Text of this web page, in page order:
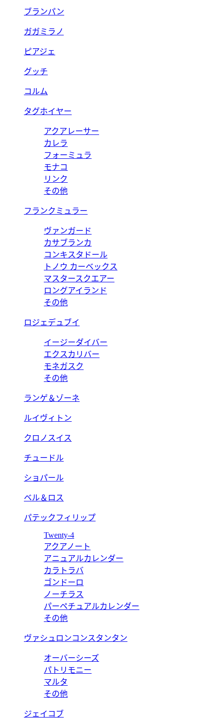
ブランパン
ガガミラノ
ピアジェ
グッチ
コルム
タグホイヤー
アクアレーサー
カレラ
フォーミュラ
モナコ
リンク
その他
フランクミュラー
ヴァンガード
カサブランカ
コンキスタドール
トノウ カーベックス
マスタースクエアー
ロングアイランド
その他
ロジェデュブイ
イージーダイバー
エクスカリバー
モネガスク
その他
ランゲ＆ゾーネ
ルイヴィトン
クロノスイス
チュードル
ショパール
ベル＆ロス
パテックフィリップ
Twenty-4
アクアノート
アニュアルカレンダー
カラトラバ
ゴンドーロ
ノーチラス
パーペチュアルカレンダー
その他
ヴァシュロンコンスタンタン
オーバーシーズ
パトリモニー
マルタ
その他
ジェイコブ